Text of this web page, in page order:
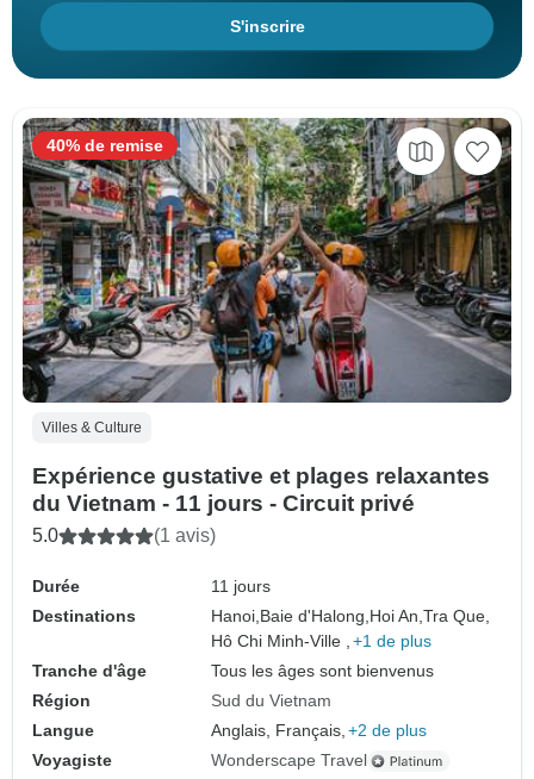
S'inscrire
Villes & Culture
Expérience gustative et plages relaxantes
du Vietnam - 11 jours - Circuit privé
5.0 (1 avis)
Durée
11 jours
Destinations
Hanoi,Baie d'Halong,Hoi An,Tra Que,
Hô Chi Minh-Ville , +1 de plus
Tranche d'âge
Tous les âges sont bienvenus
Région
Sud du Vietnam
Langue
Anglais, Français, +2 de plus
Voyagiste
Wonderscape Travel
40% de remise